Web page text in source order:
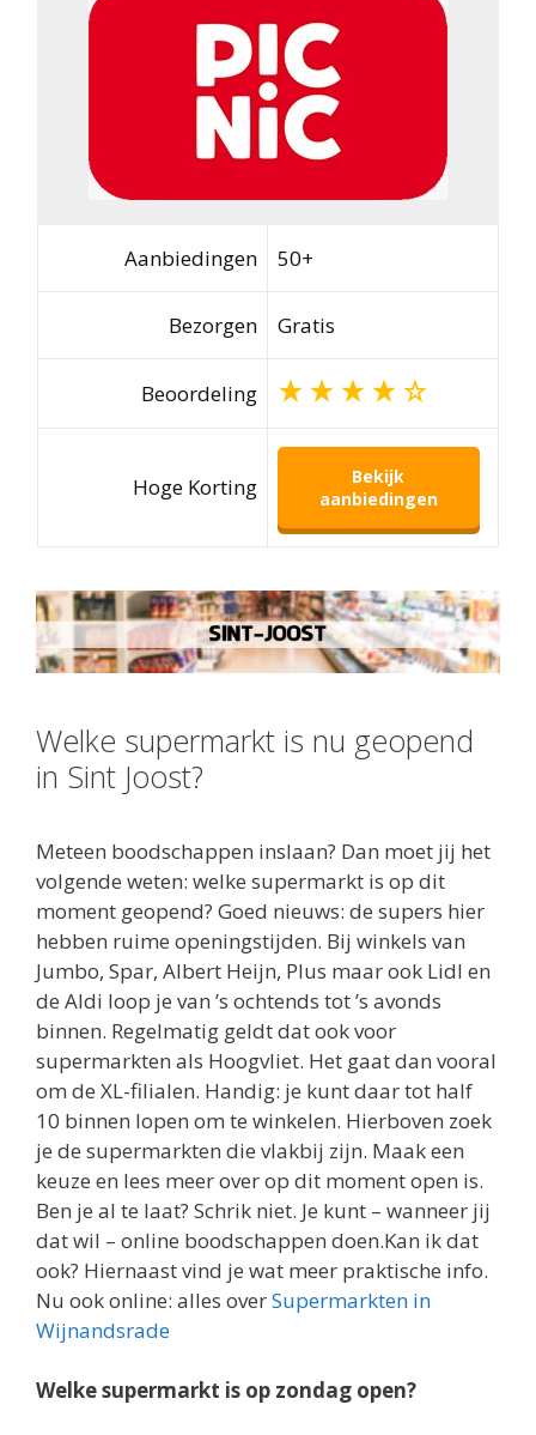
Aanbiedingen 50+
Bezorgen Gratis
Beoordeling
Hoge Korting
Bekijk
aanbiedingen
Welke supermarkt is nu geopend
in Sint Joost?
Meteen boodschappen inslaan? Dan moet jij het
volgende weten: welke supermarkt is op dit
moment geopend? Goed nieuws: de supers hier
hebben ruime openingstijden. Bij winkels van
Jumbo, Spar, Albert Heijn, Plus maar ook Lidl en
de Aldi loop je van ’s ochtends tot ’s avonds
binnen. Regelmatig geldt dat ook voor
supermarkten als Hoogvliet. Het gaat dan vooral
om de XL-filialen. Handig: je kunt daar tot half
10 binnen lopen om te winkelen. Hierboven zoek
je de supermarkten die vlakbij zijn. Maak een
keuze en lees meer over op dit moment open is.
Ben je al te laat? Schrik niet. Je kunt – wanneer jij
dat wil – online boodschappen doen.Kan ik dat
ook? Hiernaast vind je wat meer praktische info.
Nu ook online: alles overSupermarkten in
Wijnandsrade
Welke supermarkt is op zondag open?